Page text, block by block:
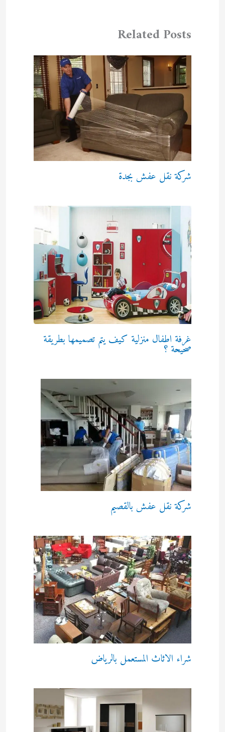
Related Posts
شركة نقل عفش بجدة
غرفة اطفال منزلية كيف يتم تصميمها بطريقة
صحيحة ؟
شركة نقل عفش بالقصيم
شراء الاثاث المستعمل بالرياض